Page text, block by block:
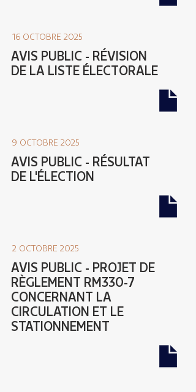
16 OCTOBRE 2025
AVIS PUBLIC - RÉVISION
DE LA LISTE ÉLECTORALE
9 OCTOBRE 2025
AVIS PUBLIC - RÉSULTAT
DE L'ÉLECTION
2 OCTOBRE 2025
AVIS PUBLIC - PROJET DE
RÈGLEMENT RM330-7
CONCERNANT LA
CIRCULATION ET LE
STATIONNEMENT